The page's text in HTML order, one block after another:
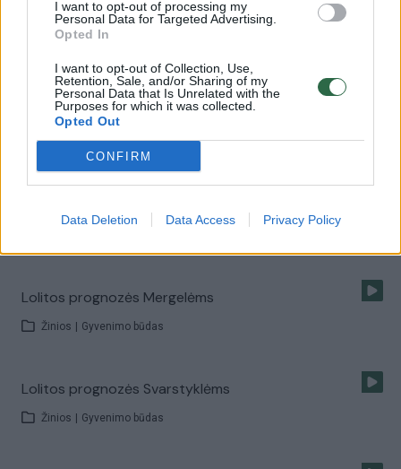
I want to opt-out of processing my
Personal Data for Targeted Advertising.
Opted In
I want to opt-out of Collection, Use,
Retention, Sale, and/or Sharing of my
Personal Data that Is Unrelated with the
Purposes for which it was collected.
Opted Out
CONFIRM
Data Deletion Data Access Privacy Policy
Lolitos prognozės Dvyniams
Lolitos prognozės Vėžiams
Žinios | Gyvenimo būdas
Lolitos prognozės Mergelėms
Žinios Gyvenimo būdas
Lolitos prognozės Svarstyklėms
Žinios Gyvenimo būdas